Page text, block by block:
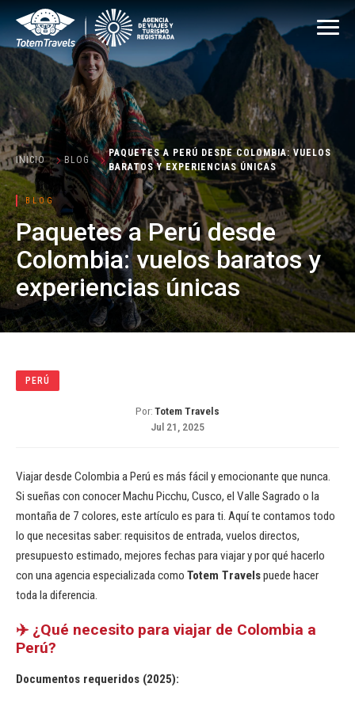
INICIO BLOG
PAQUETES A PERÚ DESDE COLOMBIA: VUELOS
BARATOS Y EXPERIENCIAS ÚNICAS
BLOG
Paquetes a Perú desde
Colombia: vuelos baratos y
experiencias únicas
PERÚ
Por:Totem Travels
Jul 21, 2025
Viajar desde Colombia a Perú es más fácil y emocionante que nunca.
Si sueñas con conocer Machu Picchu, Cusco, el Valle Sagrado o la
montaña de 7 colores, este artículo es para ti. Aquí te contamos todo
lo que necesitas saber: requisitos de entrada, vuelos directos,
presupuesto estimado, mejores fechas para viajar y por qué hacerlo
con una agencia especializada como Totem Travelspuede hacer
toda la diferencia.
✈️ ¿Qué necesito para viajar de Colombia a
Perú?
Documentos requeridos (2025):